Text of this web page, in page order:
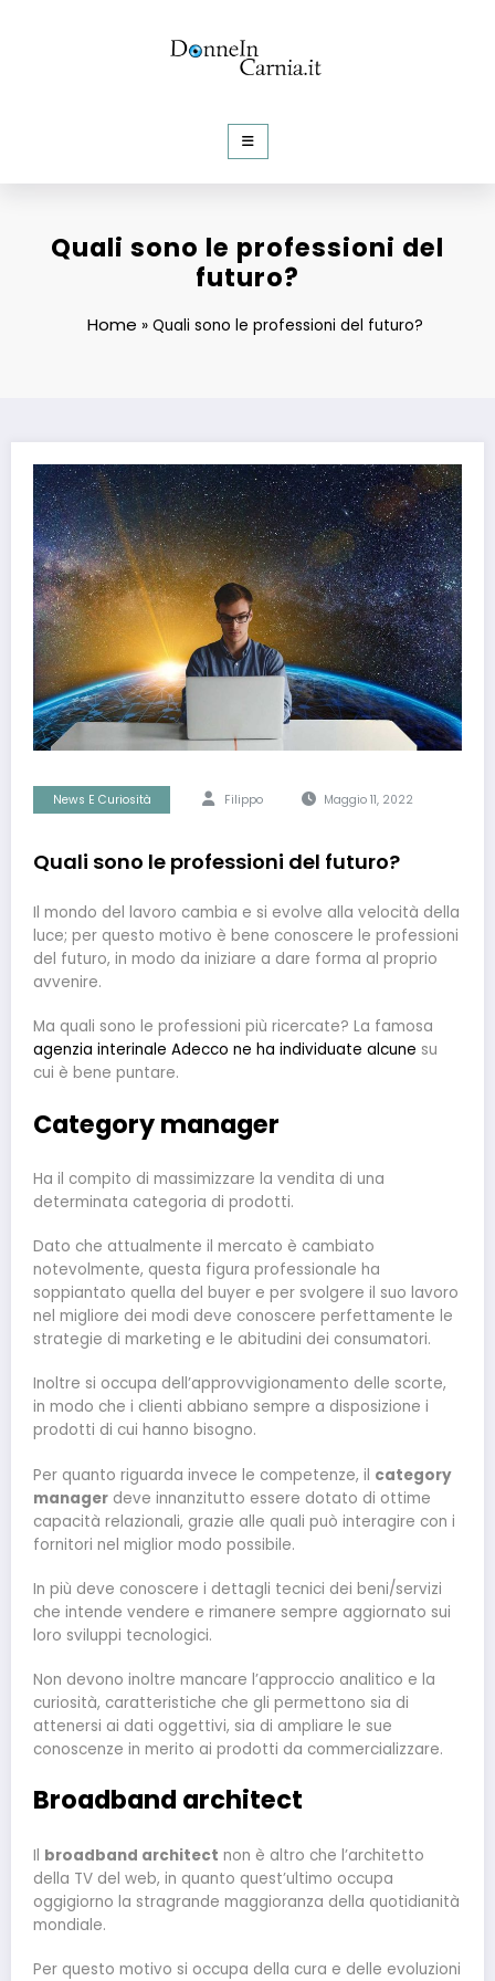
Quali sono le professioni del
futuro?
Home » Quali sono le professioni del futuro?
News E Curiosità Filippo Maggio 11, 2022
Quali sono le professioni del futuro?
Il mondo del lavoro cambia e si evolve alla velocità della
luce; per questo motivo è bene conoscere le professioni
del futuro, in modo da iniziare a dare forma al proprio
avvenire.
Ma quali sono le professioni più ricercate? La famosa
agenzia interinale Adecco ne ha individuate alcune su
cui è bene puntare.
Category manager
Ha il compito di massimizzare la vendita di una
determinata categoria di prodotti.
Dato che attualmente il mercato è cambiato
notevolmente, questa figura professionale ha
soppiantato quella del buyer e per svolgere il suo lavoro
nel migliore dei modi deve conoscere perfettamente le
strategie di marketing e le abitudini dei consumatori.
Inoltre si occupa dell’approvvigionamento delle scorte,
in modo che i clienti abbiano sempre a disposizione i
prodotti di cui hanno bisogno.
Per quanto riguarda invece le competenze, il category
manager deve innanzitutto essere dotato di ottime
capacità relazionali, grazie alle quali può interagire con i
fornitori nel miglior modo possibile.
In più deve conoscere i dettagli tecnici dei beni/servizi
che intende vendere e rimanere sempre aggiornato sui
loro sviluppi tecnologici.
Non devono inoltre mancare l’approccio analitico e la
curiosità, caratteristiche che gli permettono sia di
attenersi ai dati oggettivi, sia di ampliare le sue
conoscenze in merito ai prodotti da commercializzare.
Broadband architect
Il broadband architect non è altro che l’architetto
della TV del web, in quanto quest’ultimo occupa
oggigiorno la stragrande maggioranza della quotidianità
mondiale.
Per questo motivo si occupa della cura e delle evoluzioni